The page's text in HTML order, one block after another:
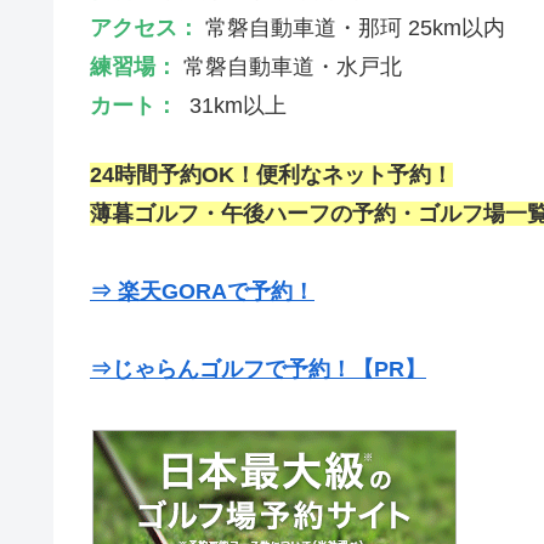
アクセス： 常磐自動車道・那珂 25km以内
練習場： 常磐自動車道・水戸北
カート：
31km以上
24時間予約OK！便利なネット予約！
薄暮ゴルフ・午後ハーフの予約・ゴルフ場一
⇒ 楽天GORAで予約！
⇒じゃらんゴルフで予約！【PR】